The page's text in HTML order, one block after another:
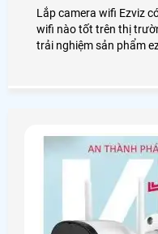
Lắp camera wifi Ezviz
wifi nào tốt trên thị
trải nghiệm sản phẩm